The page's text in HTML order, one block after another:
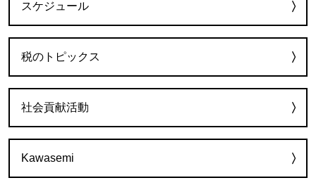
スケジュール
税のトピックス
社会貢献活動
Kawasemi